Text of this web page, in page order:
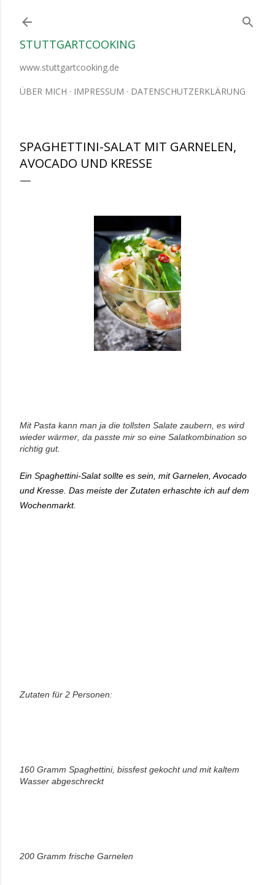
STUTTGARTCOOKING
www.stuttgartcooking.de
ÜBER MICH IMPRESSUM DATENSCHUTZERKLÄRUNG
SPAGHETTINI-SALAT MIT GARNELEN,
AVOCADO UND KRESSE
Mit Pasta kann man ja die tollsten Salate zaubern, es wird
wieder wärmer, da passte mir so eine Salatkombination so
richtig gut.
Ein Spaghettini-Salat sollte es sein, mit Garnelen, Avocado
und Kresse. Das meiste der Zutaten erhaschte ich auf dem
Wochenmarkt.
Zutaten für 2 Personen:
160 Gramm Spaghettini, bissfest gekocht und mit kaltem
Wasser abgeschreckt
200 Gramm frische Garnelen